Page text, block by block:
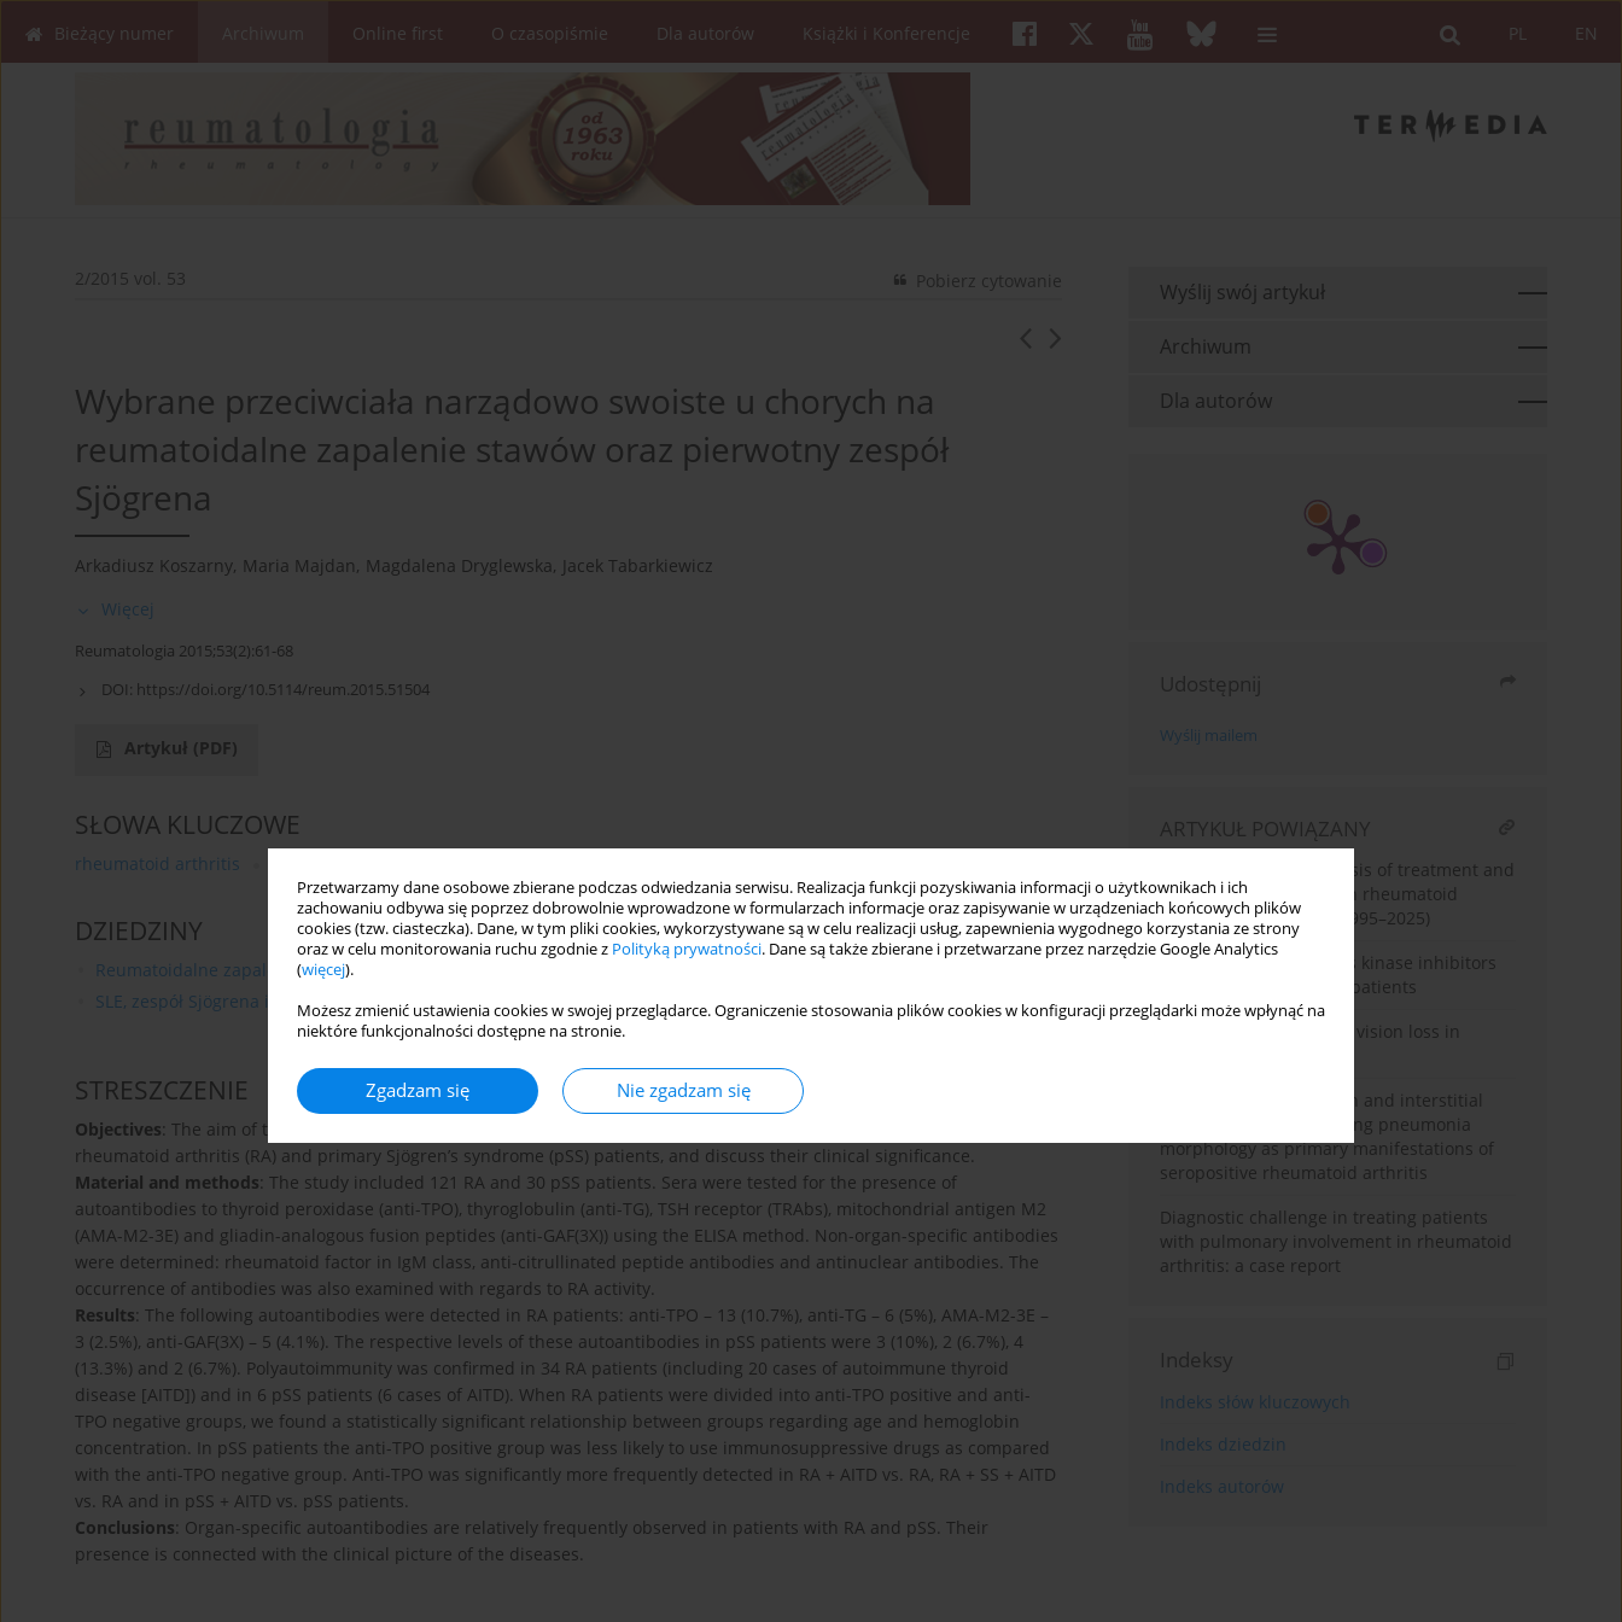
Przetwarzamy dane osobowe zbierane podczas odwiedzania serwisu. Realizacja funkcji pozyskiwania informacji o użytkownikach i ich
zachowaniu odbywa się poprzez dobrowolnie wprowadzone w formularzach informacje oraz zapisywanie w urządzeniach końcowych plików
cookies (tzw. ciasteczka). Dane, w tym pliki cookies, wykorzystywane są w celu realizacji usług, zapewnienia wygodnego korzystania ze strony
oraz w celu monitorowania ruchu zgodnie z Polityką prywatności. Dane są także zbierane i przetwarzane przez narzędzie Google Analytics
(więcej).
Możesz zmienić ustawienia cookies w swojej przeglądarce. Ograniczenie stosowania plików cookies w konfiguracji przeglądarki może wpłynąć na
niektóre funkcjonalności dostępne na stronie.
Zgadzam się Nie zgadzam się
EN
PL
Bieżący numer Online first O czasopiśmie Dla autorów Książki i Konferencje
2/2015 vol. 53 Pobierz cytowanie
Wybrane przeciwciała narządowo swoiste u chorych na
reumatoidalne zapalenie stawów oraz pierwotny zespół
Sjögrena
Arkadiusz Koszarny, Maria Majdan, Magdalena Dryglewska, Jacek Tabarkiewicz
Więcej
Reumatologia 2015;53(2):61-68
DOI: https://doi.org/10.5114/reum.2015.51504
Artykuł (PDF)
SŁOWA KLUCZOWE
rheumatoid arthritis
DZIEDZINY
Reumatoidalne zapalenie stawów - etiologia, patogeneza, obraz kliniczny i leczenie
SLE, zespół Sjögrena i zespół antyfosfolipidowy - etiologia, patogeneza, obraz kliniczny i leczenie
STRESZCZENIE
Objectives: The aim of the study was to investigate the prevalence of selected organ-specific autoantibodies in
rheumatoid arthritis (RA) and primary Sjögren’s syndrome (pSS) patients, and discuss their clinical significance.
Material and methods: The study included 121 RA and 30 pSS patients. Sera were tested for the presence of
autoantibodies to thyroid peroxidase (anti-TPO), thyroglobulin (anti-TG), TSH receptor (TRAbs), mitochondrial antigen M2
(AMA-M2-3E) and gliadin-analogous fusion peptides (anti-GAF(3X)) using the ELISA method. Non-organ-specific antibodies
were determined: rheumatoid factor in IgM class, anti-citrullinated peptide antibodies and antinuclear antibodies. The
occurrence of antibodies was also examined with regards to RA activity.
Results: The following autoantibodies were detected in RA patients: anti-TPO – 13 (10.7%), anti-TG – 6 (5%), AMA-M2-3E –
3 (2.5%), anti-GAF(3X) – 5 (4.1%). The respective levels of these autoantibodies in pSS patients were 3 (10%), 2 (6.7%), 4
(13.3%) and 2 (6.7%). Polyautoimmunity was confirmed in 34 RA patients (including 20 cases of autoimmune thyroid
disease [AITD]) and in 6 pSS patients (6 cases of AITD). When RA patients were divided into anti-TPO positive and anti-
TPO negative groups, we found a statistically significant relationship between groups regarding age and hemoglobin
concentration. In pSS patients the anti-TPO positive group was less likely to use immunosuppressive drugs as compared
with the anti-TPO negative group. Anti-TPO was significantly more frequently detected in RA + AITD vs. RA, RA + SS + AITD
vs. RA and in pSS + AITD vs. pSS patients.
Conclusions: Organ-specific autoantibodies are relatively frequently observed in patients with RA and pSS. Their
presence is connected with the clinical picture of the diseases.
Wyślij swój artykuł
Archiwum
Dla autorów
Udostępnij
Wyślij mailem
ARTYKUŁ POWIĄZANY
Machine learning analysis of treatment and
complication patterns in rheumatoid
arthritis case reports (1995–2025)
Follow-up of three Janus kinase inhibitors
in rheumatoid arthritis patients
When joints cost sight – vision loss in
Pulmonary hypertension and interstitial
lung disease of organising pneumonia
morphology as primary manifestations of
seropositive rheumatoid arthritis
Diagnostic challenge in treating patients
with pulmonary involvement in rheumatoid
arthritis: a case report
Indeksy
Indeks słów kluczowych
Indeks dziedzin
Indeks autorów